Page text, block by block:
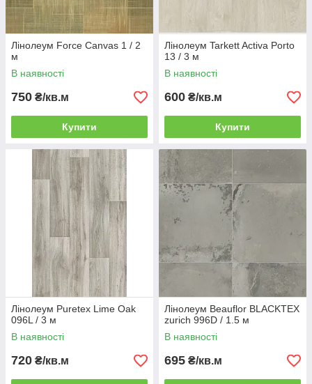
Лінолеум Force Canvas 1 / 2
м
В наявності
750 ₴/кв.м
Купити
Лінолеум Tarkett Activa Porto
13 / 3 м
В наявності
600 ₴/кв.м
Купити
Лінолеум Puretex Lime Oak
096L / 3 м
В наявності
720 ₴/кв.м
Лінолеум Beauflor BLACKTEX
zurich 996D / 1.5 м
В наявності
695 ₴/кв.м